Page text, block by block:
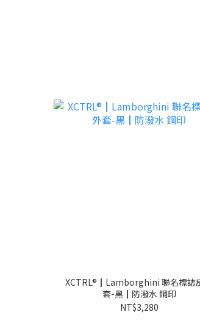
XCTRL®┃Lamborghini 聯名標誌
套-黑┃防潑水 鋼印
NT$3,280